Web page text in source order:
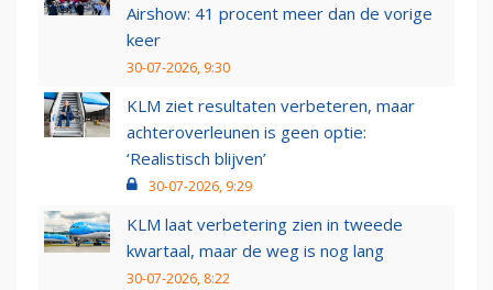
Airshow: 41 procent meer dan de vorige
keer
30-07-2026, 9:30
KLM ziet resultaten verbeteren, maar
achteroverleunen is geen optie:
‘Realistisch blijven’
30-07-2026, 9:29
KLM laat verbetering zien in tweede
kwartaal, maar de weg is nog lang
30-07-2026, 8:22